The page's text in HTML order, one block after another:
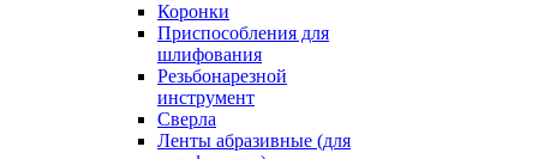
Коронки
Приспособления для
шлифования
Резьбонарезной
инструмент
Сверла
Ленты абразивные (для